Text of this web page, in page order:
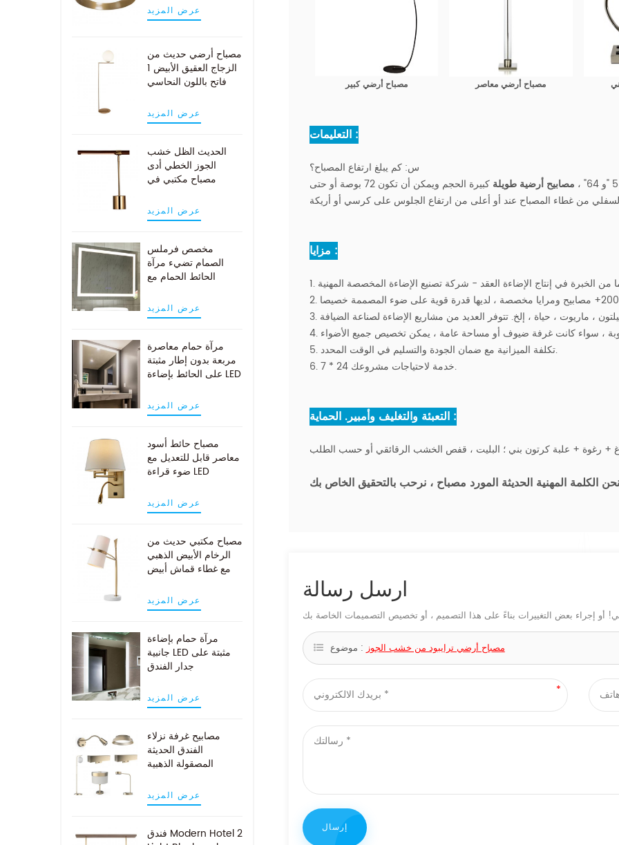
عرض المزيد
مصباح أرضي حديث من
الزجاج العقيق الأبيض 1
فاتح باللون النحاسي
عرض المزيد
الحديث الظل خشب
الجوز الخطي أدى
مصباح مكتبي في
عرض المزيد
مخصص فرملس
الصمام تضيء مرآة
الحائط الحمام مع
عرض المزيد
مرآة حمام معاصرة
مربعة بدون إطار مثبتة
على الحائط بإضاءة LED
عرض المزيد
مصباح حائط أسود
معاصر قابل للتعديل مع
ضوء قراءة LED
عرض المزيد
مصباح مكتبي حديث من
الرخام الأبيض الذهبي
مع غطاء قماش أبيض
عرض المزيد
مرآة حمام بإضاءة
جانبية LED مثبتة على
جدار الفندق
عرض المزيد
مصابيح غرفة نزلاء
الفندق الحديثة
المصقولة الذهبية
عرض المزيد
فندق Modern Hotel 2
مصباح أرضي كبير مصباح أرضي معاصر
التعليمات :
س: كم يبلغ ارتفاع المصباح؟
مصابيح أرضية طويلة
كبيرة الحجم ويمكن أن تكون 72 بوصة أو حتى
مزايا :
5. تكلفة الميزانية مع ضمان الجودة والتسليم في الوقت المحدد.
6. 7 * 24 خدمة لاحتياجات مشروعك.
التعبئة والتغليف وأمبير. الحماية :
نحن الكلمة المهنية الحديثة
ارسل رسالة
موضوع : مصباح أرضي ترايبود من خشب الجوز